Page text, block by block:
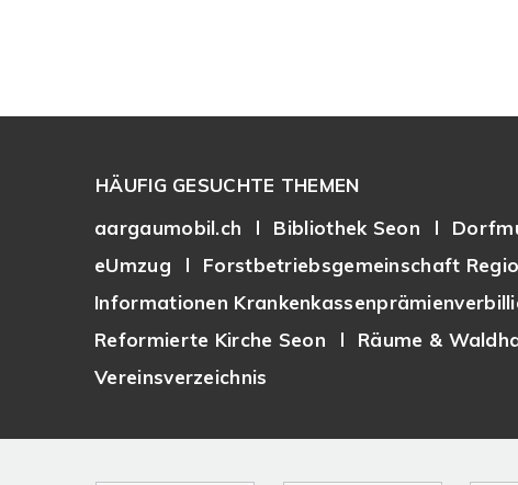
HÄUFIG GESUCHTE THEMEN
aargaumobil.ch
Bibliothek Seon
eUmzug
Forstbetriebsgemeinschaft
Informationen
Reformierte Kirche Seon
Räume &
Vereinsverzeichnis